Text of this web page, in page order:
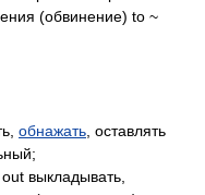
(обвинение) to ~
обнажать , оставлять
выкладывать,